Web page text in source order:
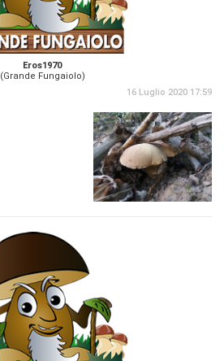
Eros1970
(Grande Fungaiolo)
16 Luglio 2020 17:59